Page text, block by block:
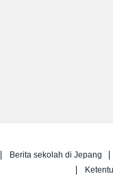
Berita sekolah di Jepang